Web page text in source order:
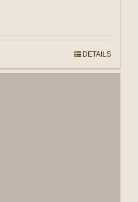
DETAILS